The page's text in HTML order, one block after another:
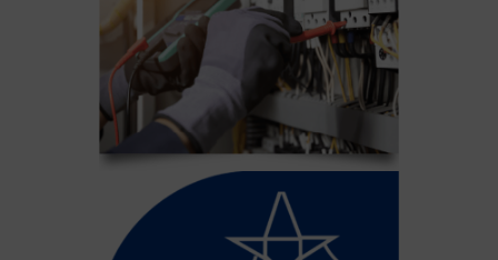
ÚNETE A
NOSOTROS
CONTACTO
NOTICIAS